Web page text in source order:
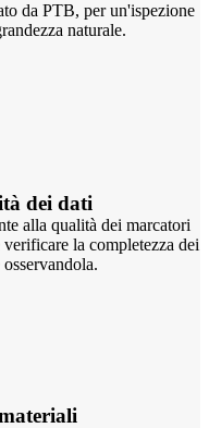
da PTB, per un'ispezione
naturale.
dei dati
alla qualità dei marcatori
la completezza dei